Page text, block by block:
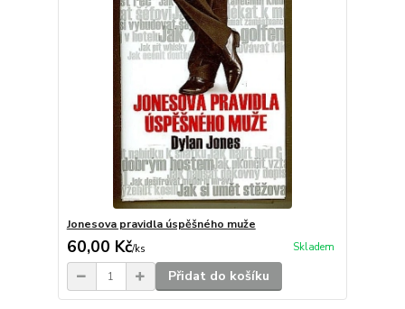
Jonesova pravidla úspěšného muže
60,00 Kč/ks Skladem
Přidat do košíku